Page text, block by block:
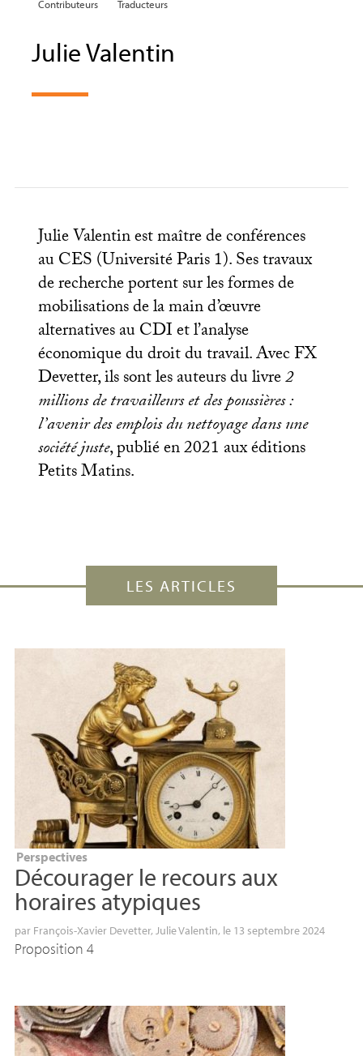
Contributeurs Traducteurs
Julie Valentin
Julie Valentin est maître de conférences
auCES(Université Paris 1). Ses travaux
de recherche portent sur les formes de
mobilisations de la main d’œuvre
alternatives auCDIet l’analyse
économique du droit du travail. AvecFX
Devetter, ils sont les auteurs du livre2
millions de travailleurs et des poussières :
l’avenir des emplois du nettoyage dans une
société juste, publié en 2021 aux éditions
Petits Matins.
LES ARTICLES
Perspectives
Décourager le recours aux
horaires atypiques
par François-Xavier Devetter, Julie Valentin, le 13 septembre 2024
Proposition 4